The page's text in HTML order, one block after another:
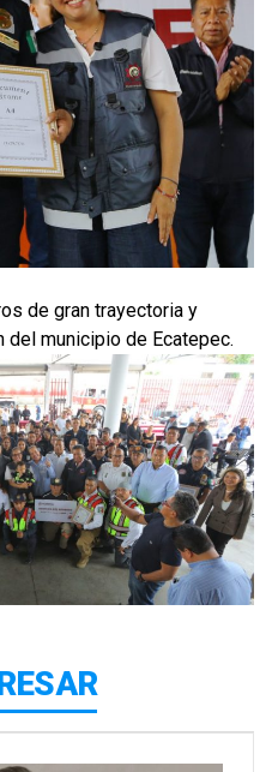
de gran trayectoria y
del municipio de Ecatepec.